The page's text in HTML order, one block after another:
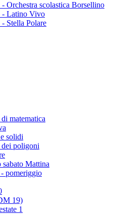
Orchestra scolastica Borsellino
- Latino Vivo
Stella Polare
matematica
solidi
dei poligoni
sabato Mattina
- pomeriggio
19)
1